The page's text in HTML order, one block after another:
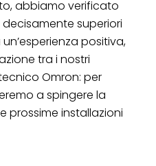
abbiamo verificato
superiori
positiva,
tra i nostri
Omron: per
a spingere la
prossime installazioni